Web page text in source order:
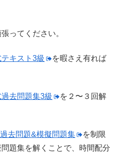
ってください。
キスト3級
を暇さえ有れば
去問題集3級
を２〜３回解
去問題&模擬問題集
を制限
題集を解くことで、時間配分